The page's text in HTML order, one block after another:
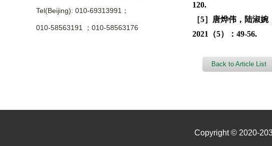
Tel(Beijing): 010-69313991；
010-58563191 ；010-58563176
120.
［5］唐烨伟，陆淑
2021（5）：49-56.
Back to Article List
Copyright © 2020-